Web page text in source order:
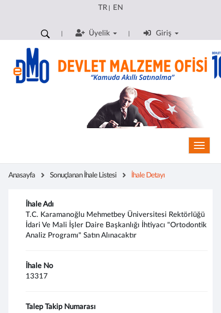
TR| EN
Üyelik Giriş
Anasayfa Sonuçlanan İhale Listesi İhale Detayı
İhale Adı
T.C. Karamanoğlu Mehmetbey Üniversitesi Rektörlüğü
İdari Ve Mali İşler Daire Başkanlığı İhtiyacı "Ortodontik
Analiz Programı" Satın Alınacaktır
İhale No
13317
Talep Takip Numarası